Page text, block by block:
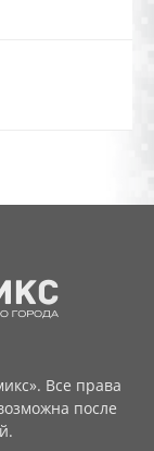
Все права
после